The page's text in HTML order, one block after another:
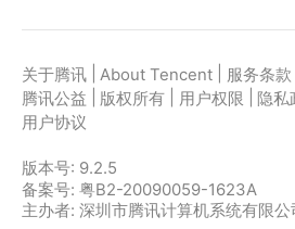
关于腾讯 About Tencent 服务条款
腾讯公益
版权所有 用户权限 隐私
用户协议
版本号: 9.2.5
备案号: 粤B2-20090059-1623A
主办者: 深圳市腾讯计算机系统有限公